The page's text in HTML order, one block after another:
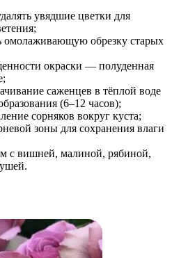
увядшие цветки для
омолаживающую обрезку старых
окраски — полуденная
саженцев в тёплой воде
(6–12 часов);
сорняков вокруг куста;
зоны для сохранения влаги
с вишней, малиной, рябиной,